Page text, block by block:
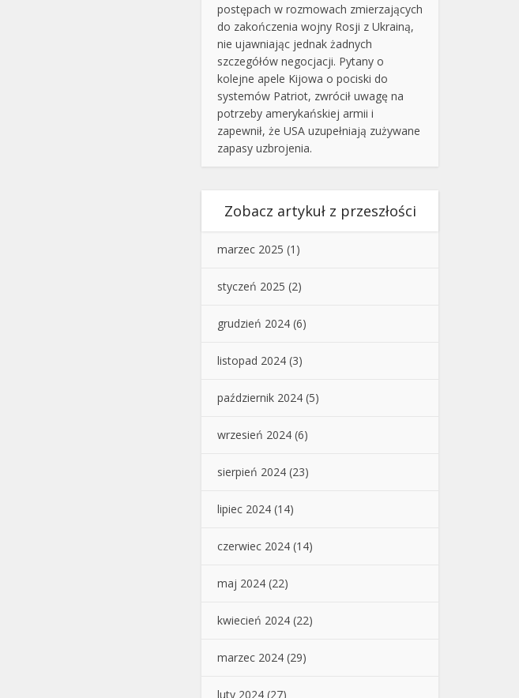
postępach w rozmowach zmierzających
do zakończenia wojny Rosji z Ukrainą,
nie ujawniając jednak żadnych
szczegółów negocjacji. Pytany o
kolejne apele Kijowa o pociski do
systemów Patriot, zwrócił uwagę na
potrzeby amerykańskiej armii i
zapewnił, że USA uzupełniają zużywane
zapasy uzbrojenia.
Zobacz artykuł z przeszłości
marzec 2025 (1)
styczeń 2025 (2)
grudzień 2024 (6)
listopad 2024 (3)
październik 2024 (5)
wrzesień 2024 (6)
sierpień 2024 (23)
lipiec 2024 (14)
czerwiec 2024 (14)
maj 2024 (22)
kwiecień 2024 (22)
marzec 2024 (29)
luty 2024 (27)